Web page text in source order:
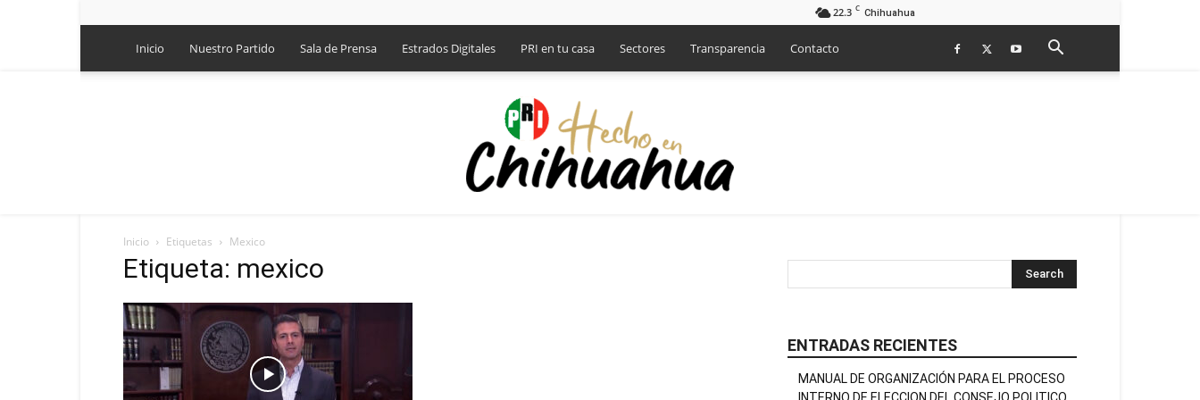
22.3 C Chihuahua
Inicio Nuestro Partido Sala de Prensa Estrados Digitales PRI en tu casa Sectores Transparencia Contacto
Inicio Etiquetas Mexico
Etiqueta: mexico
ENTRADAS RECIENTES
MANUAL DE ORGANIZACIÓN PARA EL PROCESO